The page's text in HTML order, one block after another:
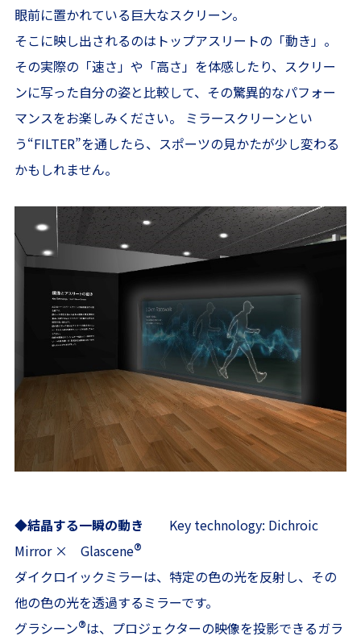
眼前に置かれている巨大なスクリーン。
そこに映し出されるのはトップアスリートの「動き」。
その実際の「速さ」や「高さ」を体感したり、スクリー
ンに写った自分の姿と比較して、その驚異的なパフォー
マンスをお楽しみください。 ミラースクリーンとい
う“FILTER”を通したら、スポーツの見かたが少し変わる
かもしれません。
◆結晶する一瞬の動き
Key technology: Dichroic
Mirror × Glascene®
ダイクロイックミラーは、特定の色の光を反射し、その
他の色の光を透過するミラーです。
グラシーン®は、プロジェクターの映像を投影できるガラ